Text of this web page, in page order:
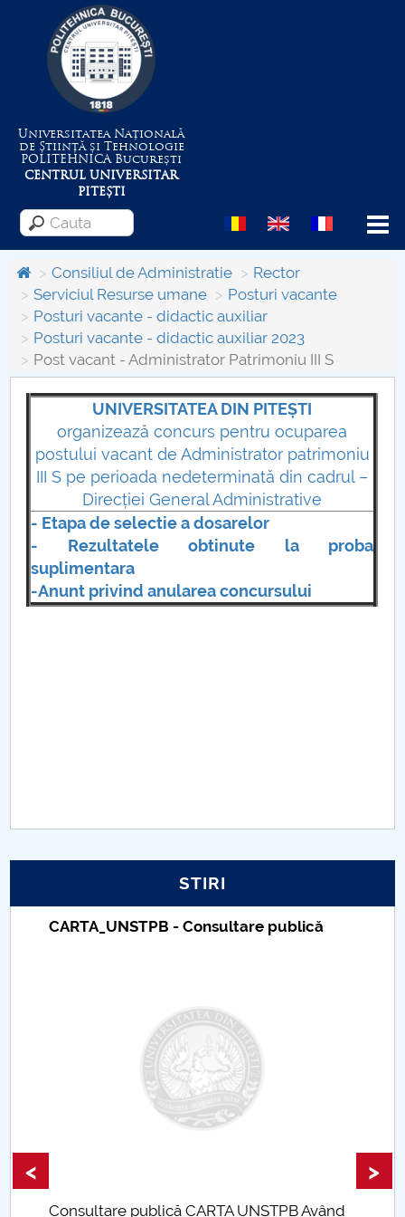
Universitatea Națională
de Știință și Tehnologie
POLITEHNICABucurești
CENTRUL UNIVERSITAR
PITEȘTI
Menu
Despre Universitate
Centrul de Management al Proiectelor
Consiliul de Administratie
Nr. de telefon si adrese Facultăți
Români de pretutindeni - ADMITERE
Senat
Proiect SU-ETIC
UNIVERSITATE pentru comunitate
IOSUD/CSUD-Doctorate
Comisie de etica unversitară
Evenimente CUP
Accesibilitate pentru studenții cu dizabilități
Consiliul de Administratie
Rector
Serviciul Resurse umane
Posturi vacante
Posturi vacante - didactic auxiliar
Posturi vacante - didactic auxiliar 2023
Post vacant - Administrator Patrimoniu III S
UNIVERSITATEA DIN PITEȘTI
organizează concurs pentru ocuparea
postului vacant de Administrator patrimoniu
III S pe perioada nedeterminată din cadrul –
Direcției General Administrative
- Etapa de selectie a dosarelor
- Rezultatele obtinute la proba
suplimentara
-Anunt privind anularea concursului
STIRI
CARTA_UNSTPB - Consultare publică
Consultare publică CARTA UNSTPB Având
< >